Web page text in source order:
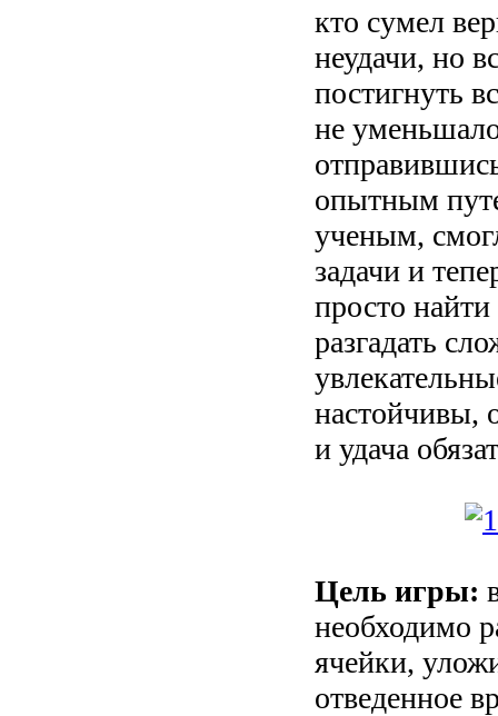
кто сумел
неудачи, но
постигнуть
не
опытным
ученым,
задачи и
просто
разгадать
настойчивы,
и удача
Цель игры:
необходимо
ячейки,
отведенное